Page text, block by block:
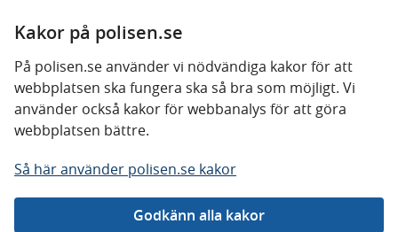
Kakor på polisen.se
På polisen.se använder vi nödvändiga kakor för att
webbplatsen ska fungera ska så bra som möjligt. Vi
använder också kakor för webbanalys för att göra
webbplatsen bättre.
Så här använder polisen.se kakor